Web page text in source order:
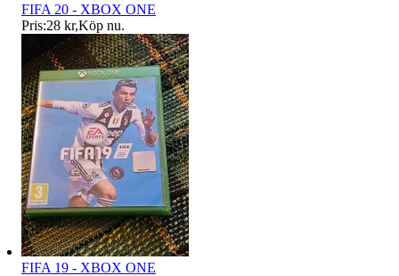
FIFA 20 - XBOX ONE
Pris:28 kr,Köp nu.
FIFA 19 - XBOX ONE